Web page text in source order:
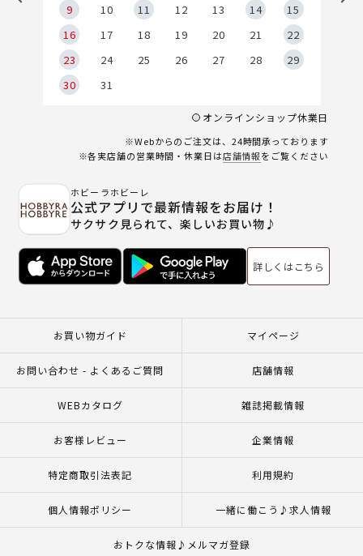
9
10 11 12 13 14
15
16
17 18 19 20 21
22
23
24 25 26 27 28
29
30
31
オンラインショップ休業日
※Webからのご注文は、24時間承っております
※各実店舗の営業時間・休業日は店舗情報をご覧ください
ホビーラホビーレ
公式アプリで最新情報をお届け！
サクサク見られて、楽しいお買い物♪
詳しくはこちら
お買い物ガイド マイページ
お問い合わせ - よくあるご質問 店舗情報
WEBカタログ 雑誌掲載情報
お客様レビュー 企業情報
特定商取引法表記 利用規約
個人情報ポリシー 一緒に働こう♪求人情報
おトクな情報♪メルマガ登録